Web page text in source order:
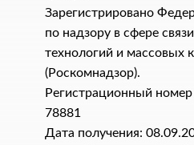
Зарегистрировано
по надзору в сфере
технологий и массовых
(Роскомнадзор).
Регистрационный
78881
Дата получения: